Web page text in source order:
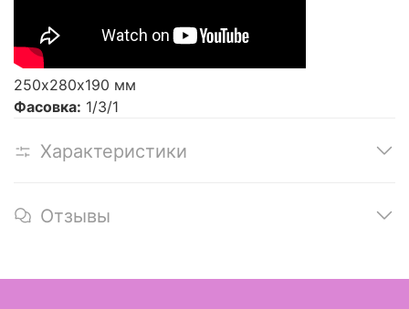
250х280х190 мм
Фасовка: 1/3/1
Характеристики
Отзывы